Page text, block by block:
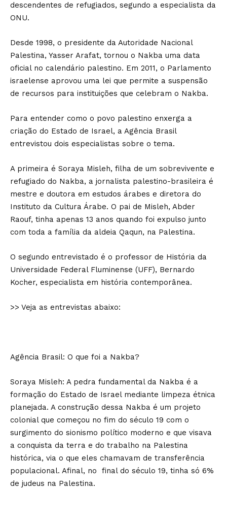
descendentes de refugiados, segundo a especialista da
ONU.
Desde 1998, o presidente da Autoridade Nacional
Palestina, Yasser Arafat, tornou o Nakba uma data
oficial no calendário palestino. Em 2011, o Parlamento
israelense aprovou uma lei que permite a suspensão
de recursos para instituições que celebram o Nakba.
Para entender como o povo palestino enxerga a
criação do Estado de Israel, a Agência Brasil
entrevistou dois especialistas sobre o tema.
A primeira é Soraya Misleh, filha de um sobrevivente e
refugiado do Nakba, a jornalista palestino-brasileira é
mestre e doutora em estudos árabes e diretora do
Instituto da Cultura Árabe. O pai de Misleh, Abder
Raouf, tinha apenas 13 anos quando foi expulso junto
com toda a família da aldeia Qaqun, na Palestina.
O segundo entrevistado é o professor de História da
Universidade Federal Fluminense (UFF), Bernardo
Kocher, especialista em história contemporânea.
>> Veja as entrevistas abaixo:
Agência Brasil: O que foi a Nakba?
Soraya Misleh: A pedra fundamental da Nakba é a
formação do Estado de Israel mediante limpeza étnica
planejada. A construção dessa Nakba é um projeto
colonial que começou no fim do século 19 com o
surgimento do sionismo político moderno e que visava
a conquista da terra e do trabalho na Palestina
histórica, via o que eles chamavam de transferência
populacional. Afinal, no final do século 19, tinha só 6%
de judeus na Palestina.